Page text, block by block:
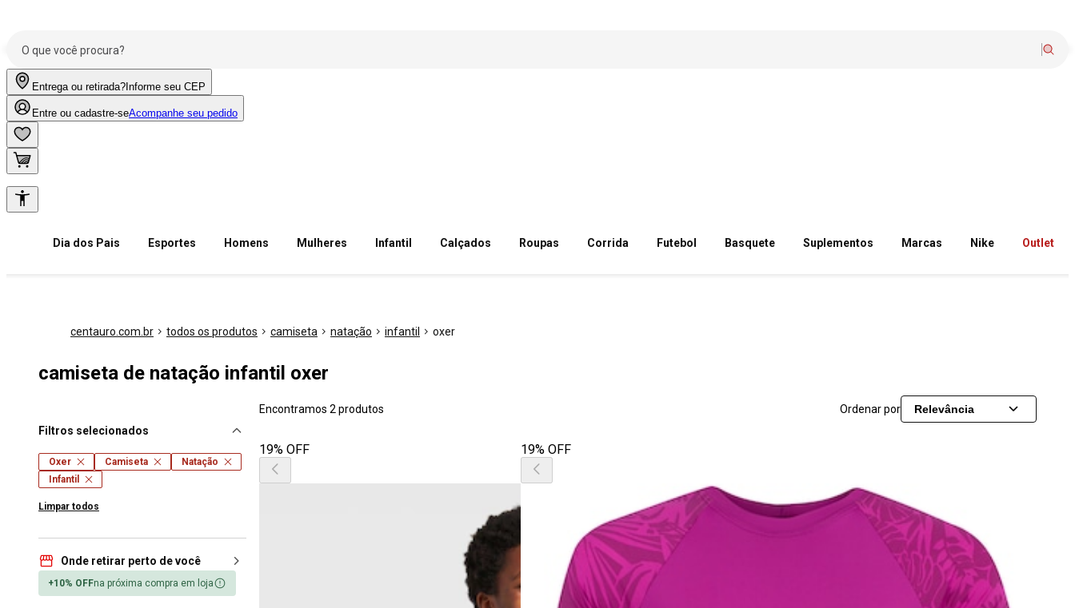
Entrega ou retirada? Informe seu CEP
Entre ou cadastre-seAcompanhe seu pedido
Dia dos Pais Esportes Homens Mulheres Infantil Calçados Roupas Corrida Futebol Basquete Suplementos Marcas Nike Outlet
centauro.com.br todos os produtos camiseta natação infantil oxer
camiseta de natação infantil oxer
Filtros selecionados
Oxer Camiseta
Natação
Infantil
Limpar todos
Onde retirar perto de você
+10% OFFna próxima compra em loja
Encontramos 2 produtos Ordenar por Relevância
19% OFF 19% OFF